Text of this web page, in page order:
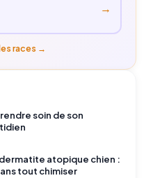
→
races →
soin de son
atopique chien :
tout chimiser